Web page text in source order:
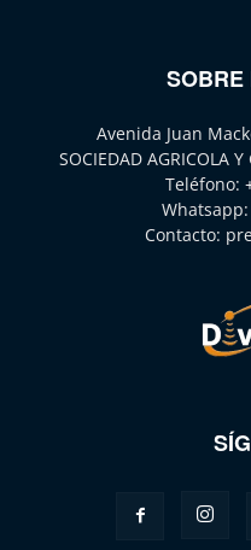
SOBRE
Avenida Juan
SOCIEDAD AGRICOLA
Teléfono:
Whatsapp:
Contacto: